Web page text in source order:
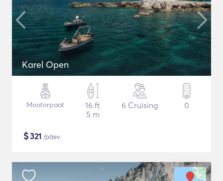
Karel Open
Mootorpaat
16 ft
5 m
6 Cruising 0
$321 /päev